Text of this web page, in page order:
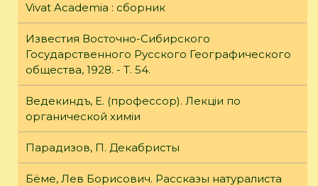
Vivat Academia : сборник
Известия Восточно-Сибирского
Государственного Русского Географического
общества, 1928. - Т. 54.
Ведекиндъ, Е. (профессор). Лекцiи по
органической химiи
Парадизов, П. Декабристы
Бёме, Лев Борисович. Рассказы натуралиста